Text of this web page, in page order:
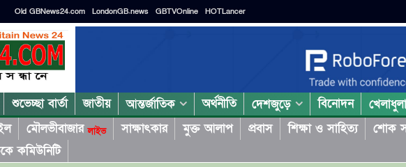
Old GBNews24.com LondonGB.news GBTVOnline HOTLancer
শুভেচ্ছা বার্তা জাতীয় আন্তর্জাতিক অর্থনীতি দেশজুড়ে বিনোদন
মৌলভীবাজারলাইভ সাক্ষাৎকার মুক্ত আলাপ প্রবাস শিক্ষা ও সাহিত্য শোক
কমিউনিটি